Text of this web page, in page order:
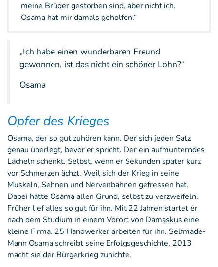
meine Brüder gestorben sind, aber nicht ich.
Osama hat mir damals geholfen.“
„Ich habe einen wunderbaren Freund
gewonnen, ist das nicht ein schöner Lohn?“
Osama
Opfer des Krieges
Osama, der so gut zuhören kann. Der sich jeden Satz
genau überlegt, bevor er spricht. Der ein aufmunterndes
Lächeln schenkt. Selbst, wenn er Sekunden später kurz
vor Schmerzen ächzt. Weil sich der Krieg in seine
Muskeln, Sehnen und Nervenbahnen gefressen hat.
Dabei hätte Osama allen Grund, selbst zu verzweifeln.
Früher lief alles so gut für ihn. Mit 22 Jahren startet er
nach dem Studium in einem Vorort von Damaskus eine
kleine Firma. 25 Handwerker arbeiten für ihn. Selfmade-
Mann Osama schreibt seine Erfolgsgeschichte, 2013
macht sie der Bürgerkrieg zunichte.